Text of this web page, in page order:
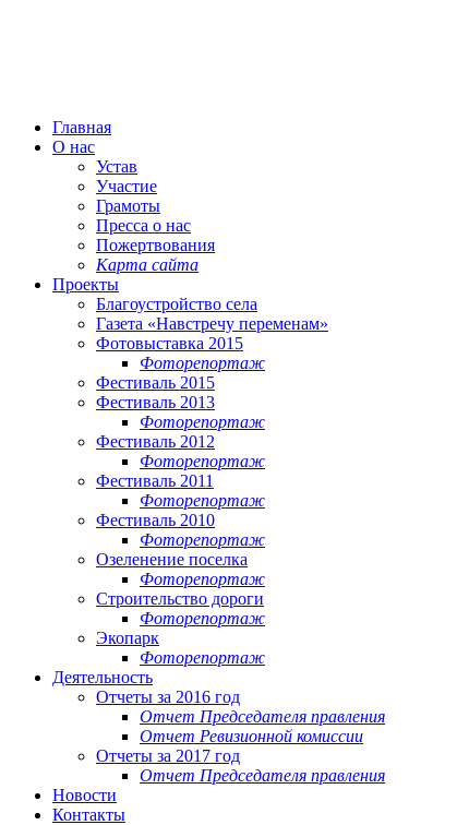
Главная
О нас
Устав
Участие
Грамоты
Пресса о нас
Пожертвования
Карта сайта
Проекты
Благоустройство села
Газета «Навстречу переменам»
Фотовыставка 2015
Фоторепортаж
Фестиваль 2015
Фестиваль 2013
Фоторепортаж
Фестиваль 2012
Фоторепортаж
Фестиваль 2011
Фоторепортаж
Фестиваль 2010
Фоторепортаж
Озеленение поселка
Фоторепортаж
Строительство дороги
Фоторепортаж
Экопарк
Фоторепортаж
Деятельность
Отчеты за 2016 год
Отчет Председателя правления
Отчет Ревизионной комиссии
Отчеты за 2017 год
Отчет Председателя правления
Новости
Контакты